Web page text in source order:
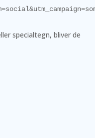
specialtegn, bliver de